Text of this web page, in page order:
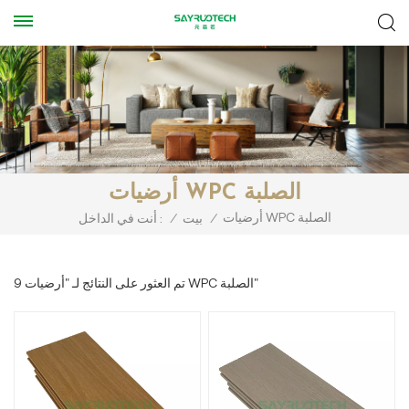
أرضيات WPC الصلبة
أنت في الداخل : / بيت / أرضيات WPC الصلبة
9 تم العثور على النتائج لـ "أرضيات WPC الصلبة"